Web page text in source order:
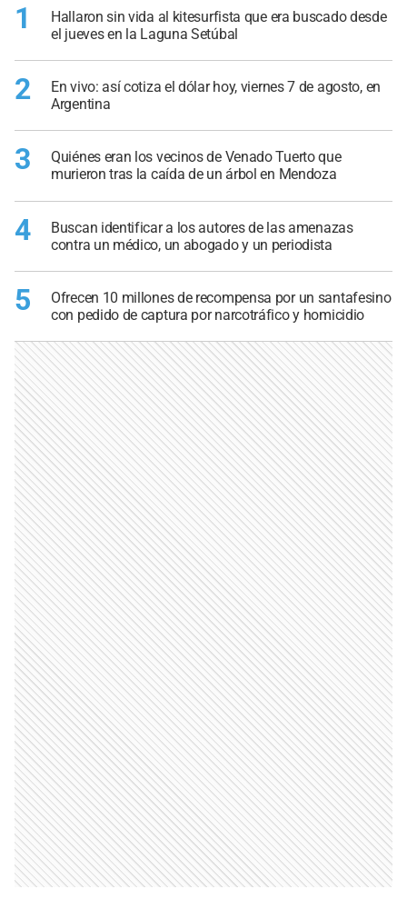
1
Hallaron sin vida al kitesurfista que era buscado desde
el jueves en la Laguna Setúbal
2
En vivo: así cotiza el dólar hoy, viernes 7 de agosto, en
Argentina
3
Quiénes eran los vecinos de Venado Tuerto que
murieron tras la caída de un árbol en Mendoza
4
Buscan identificar a los autores de las amenazas
contra un médico, un abogado y un periodista
5
Ofrecen 10 millones de recompensa por un santafesino
con pedido de captura por narcotráfico y homicidio